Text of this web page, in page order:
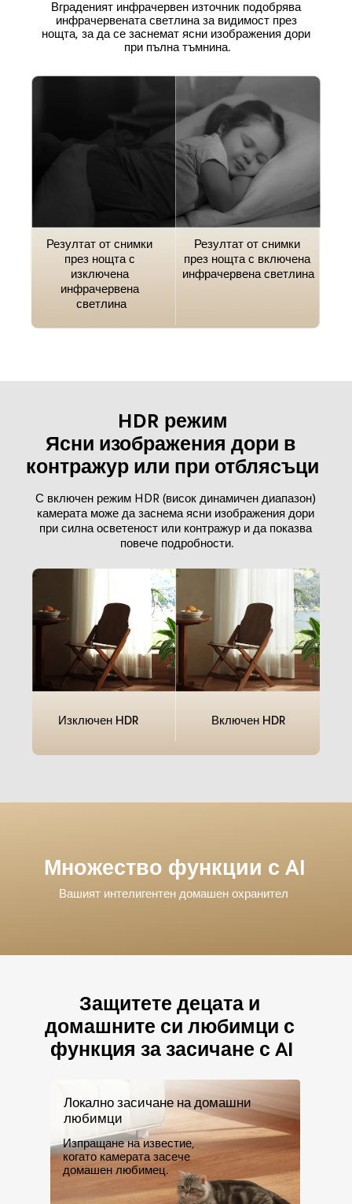
Вграденият инфрачервен източник подобрява
инфрачервената светлина за видимост през
нощта, за да се заснемат ясни изображения дори
при пълна тъмнина.
Резултат от снимки
през нощта с
изключена
инфрачервена
светлина
Резултат от снимки
през нощта с включена
инфрачервена светлина
HDR режим
Ясни изображения дори в
контражур или при отблясъци
С включен режим HDR (висок динамичен диапазон)
камерата може да заснема ясни изображения дори
при силна осветеност или контражур и да показва
повече подробности.
Изключен HDR Включен HDR
Вашият интелигентен домашен охранител
Защитете децата и
домашните си любимци с
Локално засичане на домашни
любимци
Изпращане на известие,
когато камерата засече
домашен любимец.